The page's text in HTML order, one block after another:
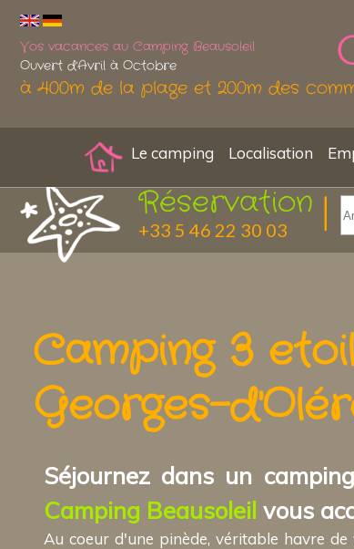
Réservation
+33 5 46 22 30 03
Vos vacances au Camping Beausoleil
Ouvert d'Avril à Octobre
à 400m de la plage et 200m des
Le camping Localisation
Camping 3
Georges-
Séjournez dans un
Camping Beausoleil vous
Au coeur d'une pinède, véritable havre